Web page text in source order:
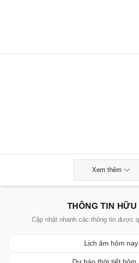
Xem thêm
THÔNG TIN HỮU
Cập nhật nhanh các thông tin được
Lịch âm hôm nay
Dự báo thời tiết hôm